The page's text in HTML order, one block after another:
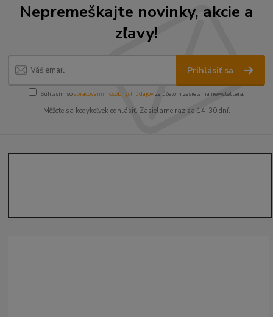
Nepremeškajte novinky, akcie a
zľavy!
Prihlásiť sa
Súhlasím sospracovaním osobných údajov za účelom zasielania newslettera.
Môžete sa kedykoľvek odhlásiť. Zasielame raz za 14-30 dní.